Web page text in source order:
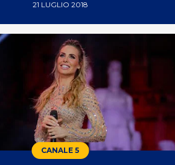
21 LUGLIO 2018
CANALE 5